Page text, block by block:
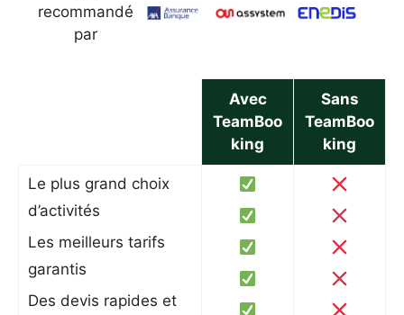
recommandé
par
Avec
TeamBoo
king
Sans
TeamBoo
king
Le plus grand choix
d’activités
Les meilleurs tarifs
garantis
Des devis rapides et